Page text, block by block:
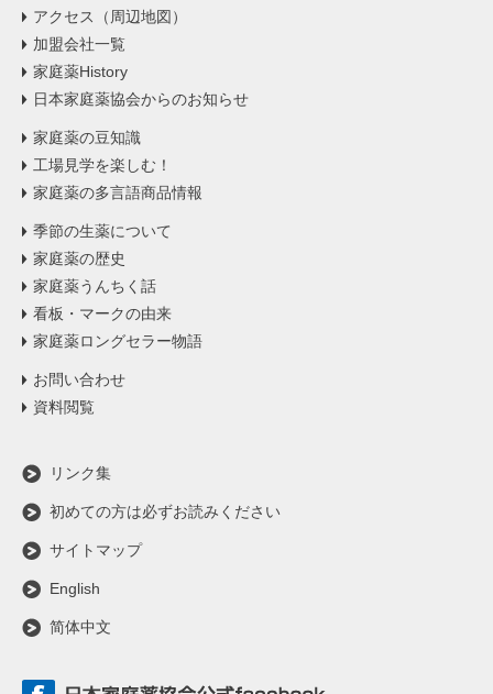
アクセス（周辺地図）
加盟会社一覧
家庭薬History
日本家庭薬協会からのお知らせ
家庭薬の豆知識
工場見学を楽しむ！
家庭薬の多言語商品情報
季節の生薬について
家庭薬の歴史
家庭薬うんちく話
看板・マークの由来
家庭薬ロングセラー物語
お問い合わせ
資料閲覧
リンク集
初めての方は必ずお読みください
サイトマップ
English
简体中文